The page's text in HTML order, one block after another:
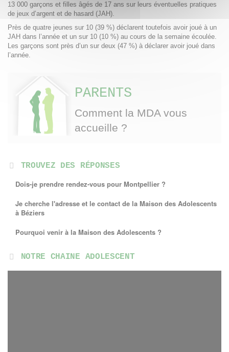
13 000 garçons et filles âgés de 17 ans sur leurs éventuelles pratiques
de jeux d’argent et de hasard (JAH).
Près de quatre jeunes sur 10 (39 %) déclarent toutefois avoir joué à un
JAH dans l’année et un sur 10 (10 %) au cours de la semaine écoulée.
Les garçons sont près d’un sur deux (47 %) à déclarer avoir joué dans
l’année.
PARENTS
Comment la MDA vous
accueille ?
TROUVEZ DES RÉPONSES
Dois-je prendre rendez-vous pour Montpellier ?
Je cherche l'adresse et le contact de la Maison des Adolescents
à Béziers
Pourquoi venir à la Maison des Adolescents ?
NOTRE CHAINE ADOLESCENT